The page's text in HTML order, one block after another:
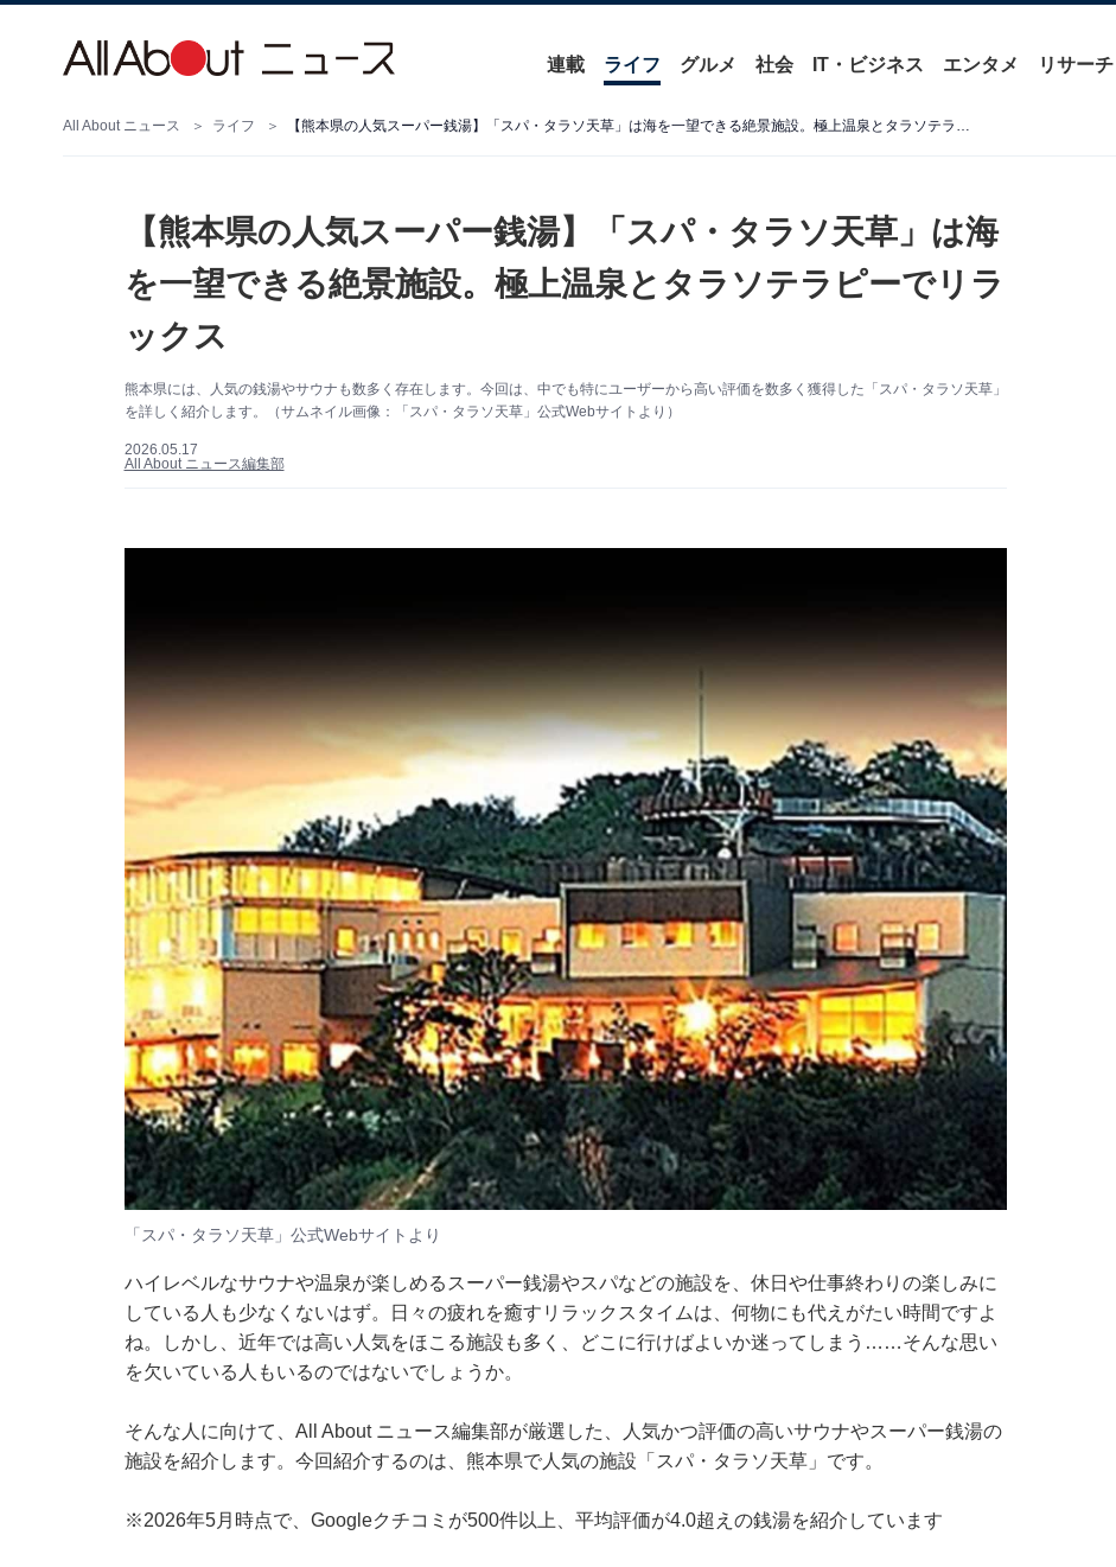
連載 ライフ グルメ 社会 IT・ビジネス エンタメ リサーチ
All About ニュース ライフ 【熊本県の人気スーパー銭湯】「スパ・タラソ天草」は海を一望できる絶景施設。極上温泉とタラソテラピーでリラックス
【熊本県の人気スーパー銭湯】「スパ・タラソ天草」は海
を一望できる絶景施設。極上温泉とタラソテラピーでリラ
ックス
熊本県には、人気の銭湯やサウナも数多く存在します。今回は、中でも特にユーザーから高い評価を数多く獲得した「スパ・タラソ天草」
を詳しく紹介します。（サムネイル画像：「スパ・タラソ天草」公式Webサイトより）
2026.05.17
All About ニュース編集部
「スパ・タラソ天草」公式Webサイトより
ハイレベルなサウナや温泉が楽しめるスーパー銭湯やスパなどの施設を、休日や仕事終わりの楽しみに
している人も少なくないはず。日々の疲れを癒すリラックスタイムは、何物にも代えがたい時間ですよ
ね。しかし、近年では高い人気をほこる施設も多く、どこに行けばよいか迷ってしまう……そんな思い
を欠いている人もいるのではないでしょうか。
そんな人に向けて、All About ニュース編集部が厳選した、人気かつ評価の高いサウナやスーパー銭湯の
施設を紹介します。今回紹介するのは、熊本県で人気の施設「スパ・タラソ天草」です。
※2026年5月時点で、Googleクチコミが500件以上、平均評価が4.0超えの銭湯を紹介しています